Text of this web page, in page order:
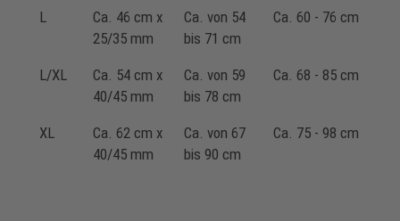
L
Ca. 46 cm x
25/35 mm
Ca. von 54
bis 71 cm
Ca. 60 - 76 cm
L/XL
Ca. 54 cm x
40/45 mm
Ca. von 59
bis 78 cm
Ca. 68 - 85 cm
XL
Ca. 62 cm x
40/45 mm
Ca. von 67
bis 90 cm
Ca. 75 - 98 cm